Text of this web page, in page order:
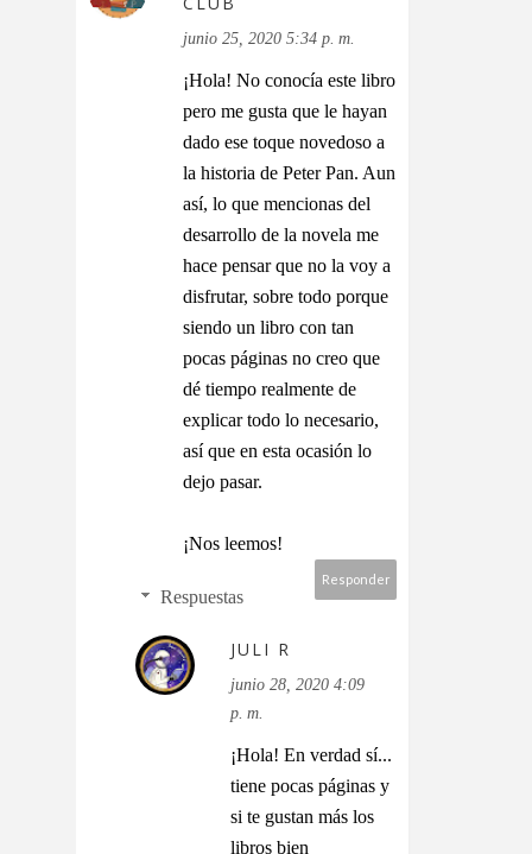
junio 25, 2020 5:34 p. m.
¡Hola! No conocía este libro
pero me gusta que le hayan
dado ese toque novedoso a
la historia de Peter Pan. Aun
así, lo que mencionas del
desarrollo de la novela me
hace pensar que no la voy a
disfrutar, sobre todo porque
siendo un libro con tan
pocas páginas no creo que
dé tiempo realmente de
explicar todo lo necesario,
así que en esta ocasión lo
dejo pasar.
¡Nos leemos!
Responder
Respuestas
JULI R
junio 28, 2020 4:09
p. m.
¡Hola! En verdad sí...
tiene pocas páginas y
si te gustan más los
libros bien